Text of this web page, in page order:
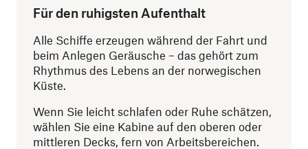
Für den ruhigsten Aufenthalt
Alle Schiffe erzeugen während der Fahrt und
beim Anlegen Geräusche – das gehört zum
Rhythmus des Lebens an der norwegischen
Küste.
Wenn Sie leicht schlafen oder Ruhe schätzen,
wählen Sie eine Kabine auf den oberen oder
mittleren Decks, fern von Arbeitsbereichen.